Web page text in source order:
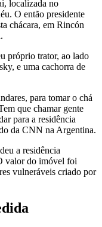
localizada no
O então presidente
chácara, em Rincón
próprio trator, ao lado
e uma cachorra de
para tomar o chá
que chamar gente
para a residência
da CNN na Argentina.
a residência
valor do imóvel foi
vulneráveis criado por